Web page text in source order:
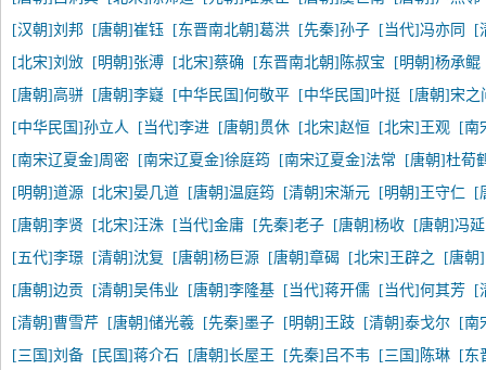
[汉朝]刘邦
[唐朝]崔钰 [东晋南北朝]葛洪 [先秦]孙子 [当代]冯亦同
[
[北宋]刘攽
[明朝]张溥 [北宋]蔡确 [东晋南北朝]陈叔宝
[明朝]杨承鲲
[唐朝]高骈
[唐朝]李嶷 [中华民国]何敬平 [中华民国]叶挺
[唐朝]宋之
[中华民国]孙立人
[当代]李进 [唐朝]贯休 [北宋]赵恒 [北宋]王观
[南
[南宋辽夏金]周密
[南宋辽夏金]徐庭筠 [南宋辽夏金]法常
[唐朝]杜荀
[明朝]道源
[北宋]晏几道 [唐朝]温庭筠 [清朝]宋渐元 [明朝]王守仁
[
[唐朝]李贤
[北宋]汪洙 [当代]金庸 [先秦]老子 [唐朝]杨收
[唐朝]冯
[五代]李璟
[清朝]沈复 [唐朝]杨巨源 [唐朝]章碣 [北宋]王辟之
[唐朝
[唐朝]边贡
[清朝]吴伟业 [唐朝]李隆基 [当代]蒋开儒 [当代]何其芳
[
[清朝]曹雪芹
[唐朝]储光羲 [先秦]墨子 [明朝]王跂 [清朝]泰戈尔
[南
[三国]刘备
[民国]蒋介石 [唐朝]长屋王 [先秦]吕不韦 [三国]陈琳
[东